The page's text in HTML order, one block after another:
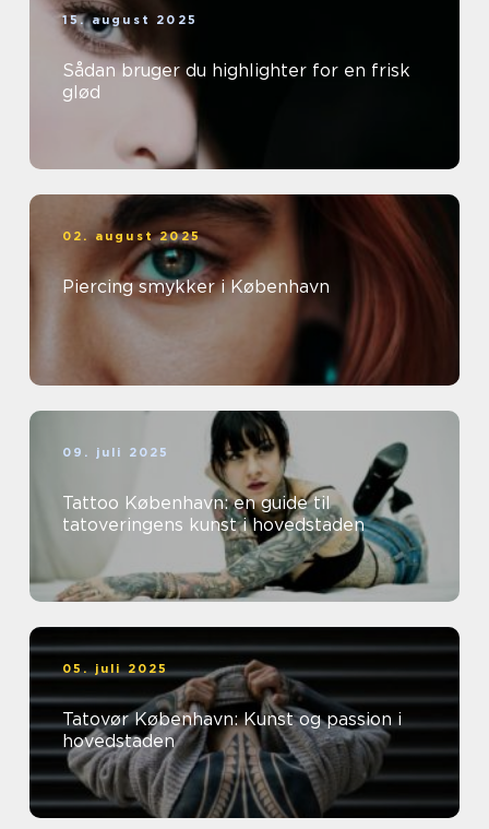
15. august 2025
Sådan bruger du highlighter for en frisk
glød
02. august 2025
Piercing smykker i København
09. juli 2025
Tattoo København: en guide til
tatoveringens kunst i hovedstaden
05. juli 2025
Tatovør København: Kunst og passion i
hovedstaden